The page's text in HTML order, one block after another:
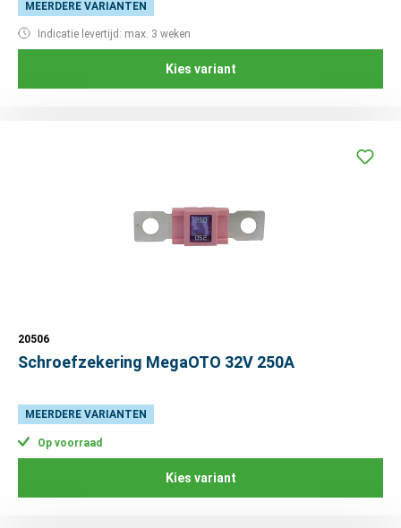
MEERDERE VARIANTEN
Indicatie levertijd: max. 3 weken
Kies variant
20506
Schroefzekering MegaOTO 32V 250A
MEERDERE VARIANTEN
Op voorraad
Kies variant